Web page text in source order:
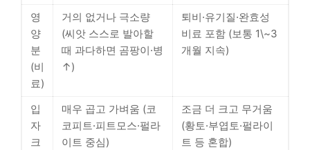
영
양
분
(비
료)
거의 없거나 극소량
(씨앗 스스로 발아할
때 과다하면 곰팡이·병
↑)
퇴비·유기질·완효성
비료 포함 (보통 1\~3
개월 지속)
입
자
크
매우 곱고 가벼움 (코
코피트·피트모스·펄라
이트 중심)
조금 더 크고 무거움
(황토·부엽토·펄라이
트 등 혼합)